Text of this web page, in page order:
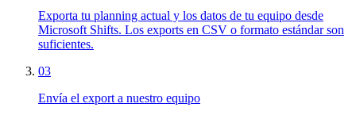
Exporta tu planning actual y los datos de tu equipo desde
Microsoft Shifts. Los exports en CSV o formato estándar son
suficientes.
03
Envía el export a nuestro equipo